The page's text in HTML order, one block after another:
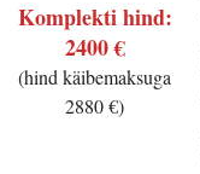
Komplekti hind:
2400 €
(hind käibemaksuga
2880 €)